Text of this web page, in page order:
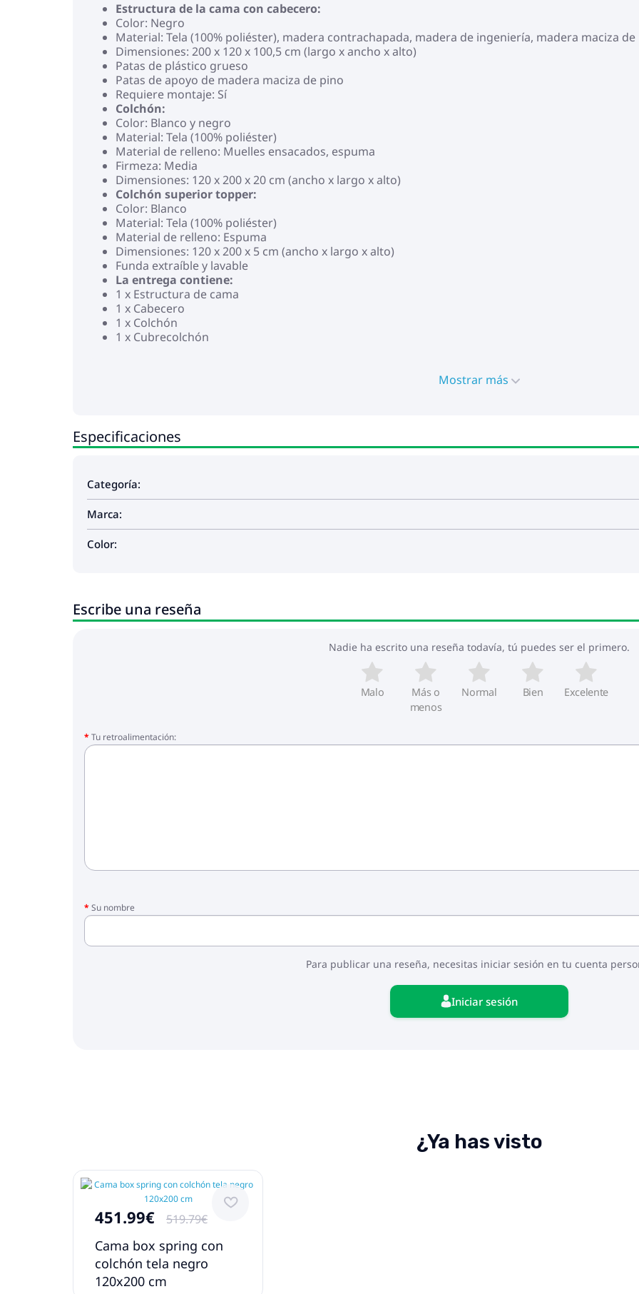
Estructura de la cama con cabecero:
Color: Negro
Material: Tela (100% poliéster), madera contrachapada, madera de ingeniería, madera maciza
Dimensiones: 200 x 120 x 100,5 cm (largo x ancho x alto)
Patas de plástico grueso
Patas de apoyo de madera maciza de pino
Requiere montaje: Sí
Colchón:
Color: Blanco y negro
Material: Tela (100% poliéster)
Material de relleno: Muelles ensacados, espuma
Firmeza: Media
Dimensiones: 120 x 200 x 20 cm (ancho x largo x alto)
Colchón superior topper:
Color: Blanco
Material: Tela (100% poliéster)
Material de relleno: Espuma
Dimensiones: 120 x 200 x 5 cm (ancho x largo x alto)
Funda extraíble y lavable
La entrega contiene:
1 x Estructura de cama
1 x Cabecero
1 x Colchón
1 x Cubrecolchón
Mostrar más
Especificaciones
Categoría:
Marca:
Color:
Escribe una reseña
Nadie ha escrito una reseña todavía, tú puedes ser el primero.
Malo
Más o
menos
Normal Bien Excelente
Tu retroalimentación:
Su nombre
Para publicar una reseña, necesitas iniciar sesión en tu cuenta
Iniciar sesión
¿Ya has visto
451.99€ 519.79€
Cama box spring con
colchón tela negro
120x200 cm